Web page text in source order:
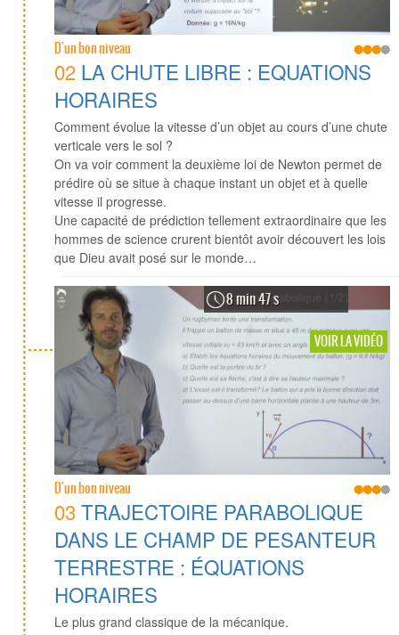
D'un bon niveau
02 LA CHUTE LIBRE : EQUATIONS
HORAIRES
Comment évolue la vitesse d’un objet au cours d’une chute
verticale vers le sol ?
On va voir comment la deuxième loi de Newton permet de
prédire où se situe à chaque instant un objet et à quelle
vitesse il progresse.
Une capacité de prédiction tellement extraordinaire que les
hommes de science crurent bientôt avoir découvert les lois
que Dieu avait posé sur le monde…
8 min 47 s
VOIR LA VIDÉO
D'un bon niveau
03TRAJECTOIRE PARABOLIQUE
DANS LE CHAMP DE PESANTEUR
TERRESTRE : ÉQUATIONS
HORAIRES
Le plus grand classique de la mécanique.